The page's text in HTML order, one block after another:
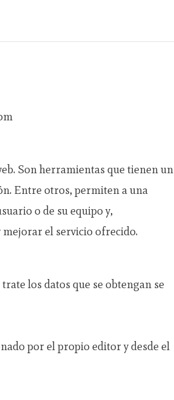
Son herramientas que tienen un
Entre otros, permiten a una
o de su equipo y,
el servicio ofrecido.
los datos que se obtengan se
por el propio editor y desde el